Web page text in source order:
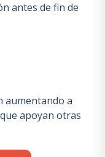
antes de fin de
aumentando a
apoyan otras